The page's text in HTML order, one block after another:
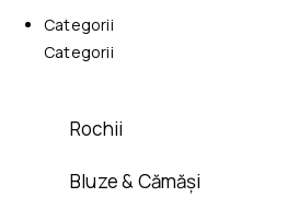
Categorii
Categorii
Rochii
Bluze & Cămăși